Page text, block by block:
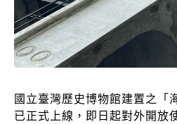
國立臺灣歷史博物館建置之「
已正式上線，即日起對外開放